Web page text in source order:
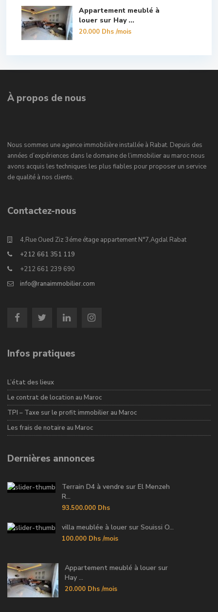
Appartement meublé à
louer sur Hay ...
20.000 Dhs/mois
À propos de nous
Nous sommes une agence immobilière installée à Rabat. Depuis des
années d’expériences dans le domaine de l’immobilier au maroc nous
avons acquis les techniques les plus fiables pour proposer un service
de qualité à nos clients.
Contactez-nous
4,Rue Oued Ziz 3éme étage appartement N°7,Agdal Rabat
+212 661 351 119
+212 661 239 690
info@ranaimmobilier.com
Infos pratiques
L’état des lieux
Le contrat de location au Maroc
TPI – Taxe sur le profit immobilier au Maroc
Les frais de notaire au Maroc
Dernières annonces
Terrain D4 à vendre sur El Menzeh
R...
93.500.000 Dhs
villa meublée à louer sur Souissi O...
100.000 Dhs /mois
Appartement meublé à louer sur
Hay ...
20.000 Dhs /mois